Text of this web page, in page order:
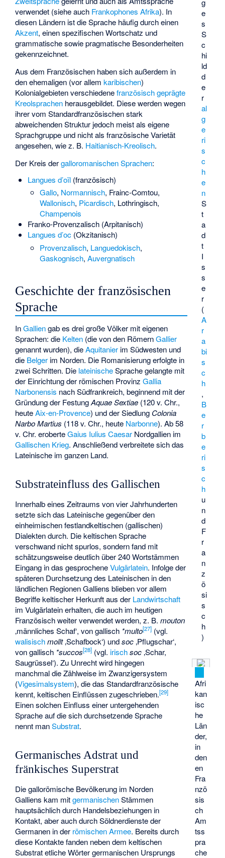
g
e
s
S
c
hi
ld
d
e
r
al
g
e
ri
s
c
h
e
n
S
t
a
d
t
I
s
s
e
r
(
A
r
a
bi
s
c
h
,
B
e
r
b
e
ri
s
c
h
u
n
d
F
r
a
n
z
ö
si
s
c
h
)
Afri
kan
isc
he
Län
der,
in
den
en
Fra
nzö
sis
ch
Am
tss
pra
che
verwendet (siehe auch Frankophones Afrika). In
diesen Ländern ist die Sprache häufig durch einen
Akzent, einen spezifischen Wortschatz und
grammatische sowie pragmatische Besonderheiten
gekennzeichnet.
Aus dem Französischen haben sich außerdem in
den ehemaligen (vor allemkaribischen)
Kolonialgebieten verschiedenefranzösisch geprägte
Kreolsprachen herausgebildet. Diese werden wegen
ihrer vom Standardfranzösischen stark
abweichenden Struktur jedoch meist als eigene
Sprachgruppe und nicht als französische Varietät
angesehen, wie z. B. Haitianisch-Kreolisch.
Der Kreis dergalloromanischen Sprachen:
Langues d’oïl(französisch)
Gallo, Normannisch, Frainc-Comtou,
Wallonisch, Picardisch, Lothringisch,
Champenois
Franko-Provenzalisch(Arpitanisch)
Langues d’oc(Okzitanisch)
Provenzalisch, Languedokisch,
Gaskognisch,Auvergnatisch
Geschichte der französischen
Sprache
InGalliengab es drei große Völker mit eigenen
Sprachen: die Kelten (die von den RömernGallier
genannt wurden), dieAquitanier im Südwesten und
die Belger im Norden. Die Romanisierung erfolgte in
zwei Schritten. Die lateinischeSprache gelangte mit
der Einrichtung der römischen ProvinzGallia
Narbonensis nach Südfrankreich, beginnend mit der
Gründung der FestungAquae Sextiae (120 v. Chr.,
heuteAix-en-Provence) und der Siedlung Colonia
Narbo Martius (118 v. Chr., heute Narbonne). Ab 58
v. Chr. eroberteGaius Iulius Caesar Nordgallien im
Gallischen Krieg. Anschließend verbreitete sich das
Lateinische im ganzen Land.
Substrateinfluss des Gallischen
Innerhalb eines Zeitraums von vier Jahrhunderten
setzte sich das Lateinische gegenüber den
einheimischen festlandkeltischen (gallischen)
Dialekten durch. Die keltischen Sprache
verschwand nicht spurlos, sondern fand mit
schätzungsweise deutlich über 240 Wortstämmen
Eingang in das gesprocheneVulgärlatein. Infolge der
späteren Durchsetzung des Lateinischen in den
ländlichen Regionen Galliens blieben vor allem
Begriffe keltischer Herkunft aus der Landwirtschaft
im Vulgärlatein erhalten, die auch im heutigen
Französisch weiter verwendet werden, z. B.mouton
‚männliches Schaf‘, von gallisch *multo[27] (vgl.
walisisch mollt‚Schafbock‘) undsoc ‚Pflugschar‘,
von gallisch *succos[28] (vgl. irisch soc ‚Schar,
Saugrüssel‘). Zu Unrecht wird hingegen
manchmal die Zählweise im Zwanzigersystem
(Vigesimalsystem), die das Standardfranzösische
kennt, keltischen Einflüssen zugeschrieben.[29]
Einen solchen Einfluss einer untergehenden
Sprache auf die sich durchsetzende Sprache
nennt manSubstrat.
Germanisches Adstrat und
fränkisches Superstrat
Diegallorömische Bevölkerung im Norden
Galliens kam mitgermanischenStämmen
hauptsächlich durch Handelsbeziehungen in
Kontakt, aber auch durch Söldnerdienste der
Germanen in der römischen Armee. Bereits durch
diese Kontakte fanden neben dem keltischen
Substrat etliche Wörter germanischen Ursprungs